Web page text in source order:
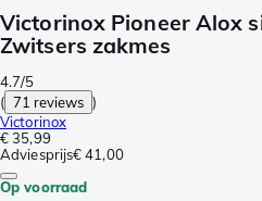
Victorinox Pioneer Alox
Zwitsers zakmes
4.7/5
( 71 reviews )
Victorinox
€ 35,99
Adviesprijs€ 41,00
Op voorraad